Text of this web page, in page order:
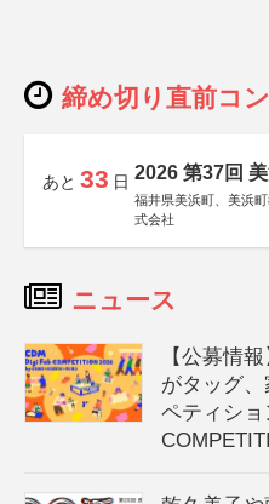
締め切り直前コ
あと 33 日 2026 第37回
福井県美浜町、美浜
式会社
ニュース
【公募情
がタッグ
ペティシ